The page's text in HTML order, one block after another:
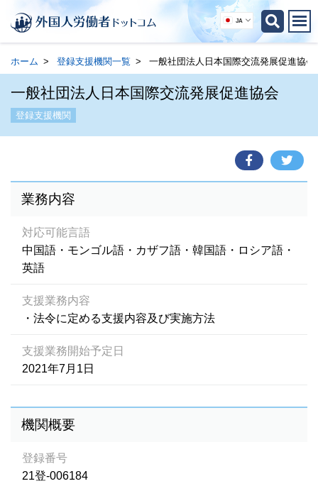
JA
ホーム 登録支援機関一覧 一般社団法人日本国際交流発展促進協会
一般社団法人日本国際交流発展促進協会
登録支援機関
業務内容
対応可能言語
中国語・モンゴル語・カザフ語・韓国語・ロシア語・
英語
支援業務内容
・法令に定める支援内容及び実施方法
支援業務開始予定日
2021年7月1日
機関概要
登録番号
21登-006184